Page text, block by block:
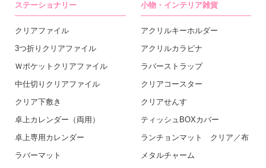
ステーショナリー
クリアファイル
3つ折りクリアファイル
Ｗポケットクリアファイル
中仕切りクリアファイル
クリア下敷き
卓上カレンダー（両用）
卓上専用カレンダー
ラバーマット
小物・インテリア雑貨
アクリルキーホルダー
アクリルカラビナ
ラバーストラップ
クリアコースター
クリアせんす
ティッシュBOXカバー
ランチョンマット クリア／布
メタルチャーム